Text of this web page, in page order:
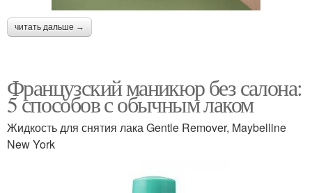
читать дальше →
Французский маникюр без салона:
5 способов с обычным лаком
Жидкость для снятия лака Gentle Remover, Maybelline
New York